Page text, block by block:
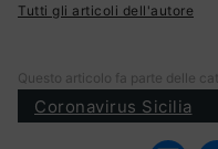
Tutti gli articoli dell'autore
Questo articolo fa parte delle
Coronavirus Sicilia